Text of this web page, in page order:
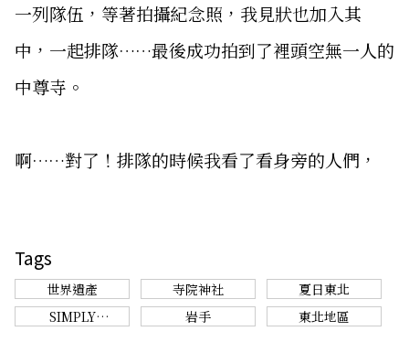
一列隊伍，等著拍攝紀念照，我見狀也加入其
中，一起排隊……最後成功拍到了裡頭空無一人的
中尊寺。
啊……對了！排隊的時候我看了看身旁的人們，
Tags
世界遺產 寺院神社
夏日東北
SIMPLY
WONDERFUL.
岩手 東北地區